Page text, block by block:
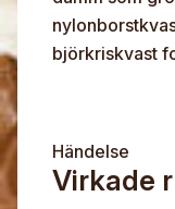
björkriskvast
Händelse
Virkade
Jag
hanteras av